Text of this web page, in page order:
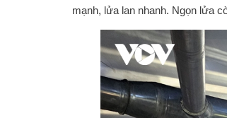
mạnh, lửa lan nhanh. Ngọn lửa